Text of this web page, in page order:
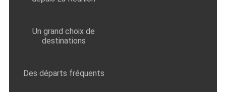
Un grand choix de
destinations
Des départs fréquents